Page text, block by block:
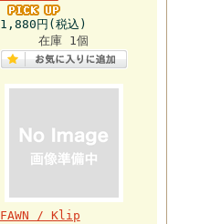
1,880円(税込)
在庫 1個
FAWN / Klip